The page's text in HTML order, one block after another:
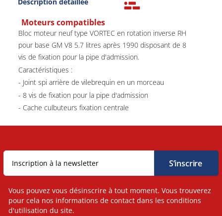
Moteurs compatibles
Bloc moteur neuf type VORTEC en rotation inverse RH
pour base GM V8 5.7 litres après 1990 disposant de 8
vis de fixation pour la pipe d'admission.
Caractéristiques :
- Joint spi arrière de vilebrequin en un morceau
- 8 vis de fixation pour la pipe d'admission
- Cache culbuteurs fixation centrale
- Poussoirs à rouleaux
Bloc moteur incluant les postes suivants :
- Carter de distribution
Vous pouvez vous désinscrire à tout moment. Vous trouverez
pour cela nos informations de contact dans les conditions
d'utilisation du site.